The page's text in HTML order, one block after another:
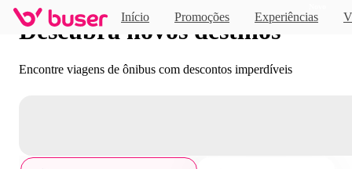
Início Promoções Experiências
Descubra novos destinos
Encontre viagens de ônibus com descontos imperdíveis